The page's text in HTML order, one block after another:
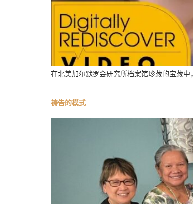
在北美加尔默罗会研究所档案馆珍藏的宝藏
祷告的模式